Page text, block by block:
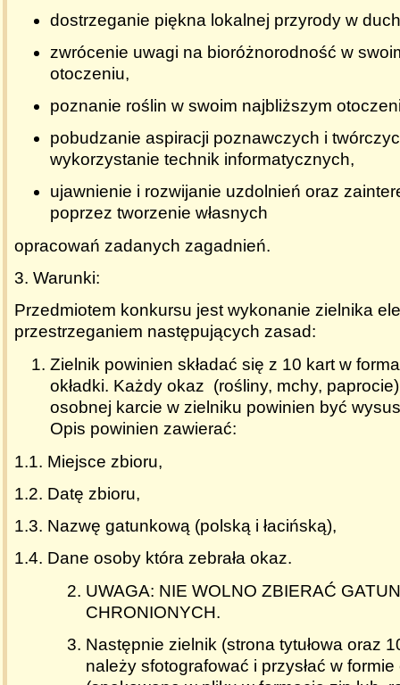
dostrzeganie piękna lokalnej przyrody w
zwrócenie uwagi na bioróżnorodność w
otoczeniu,
poznanie roślin w swoim najbliższym
pobudzanie aspiracji poznawczych i
wykorzystanie technik informatycznych,
ujawnienie i rozwijanie uzdolnień oraz
poprzez tworzenie własnych
opracowań zadanych zagadnień.
3. Warunki:
Przedmiotem konkursu jest wykonanie zielnika
przestrzeganiem następujących zasad:
Zielnik powinien składać się z 10 kart w
okładki. Każdy okaz (rośliny, mchy,
osobnej karcie w zielniku powinien być
Opis powinien zawierać:
1.1. Miejsce zbioru,
1.2. Datę zbioru,
1.3. Nazwę gatunkową (polską i łacińską),
1.4. Dane osoby która zebrała okaz.
UWAGA: NIE WOLNO ZBIERAĆ
CHRONIONYCH.
Następnie zielnik (strona tytułowa oraz
należy sfotografować i przysłać w